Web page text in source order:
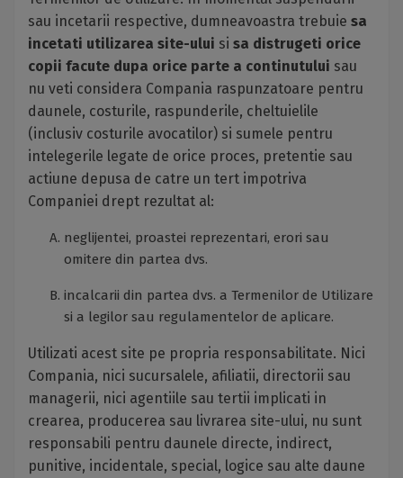
sau incetarii respective, dumneavoastra trebuie sa
incetati utilizarea site-ului si sa distrugeti orice
copii facute dupa orice parte a continutului sau
nu veti considera Compania raspunzatoare pentru
daunele, costurile, raspunderile, cheltuielile
(inclusiv costurile avocatilor) si sumele pentru
intelegerile legate de orice proces, pretentie sau
actiune depusa de catre un tert impotriva
Companiei drept rezultat al:
neglijentei, proastei reprezentari, erori sau
omitere din partea dvs.
incalcarii din partea dvs. a Termenilor de Utilizare
si a legilor sau regulamentelor de aplicare.
Utilizati acest site pe propria responsabilitate. Nici
Compania, nici sucursalele, afiliatii, directorii sau
managerii, nici agentiile sau tertii implicati in
crearea, producerea sau livrarea site-ului, nu sunt
responsabili pentru daunele directe, indirect,
punitive, incidentale, special, logice sau alte daune